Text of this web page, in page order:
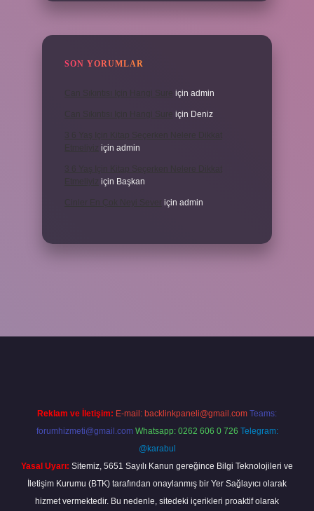
SON YORUMLAR
için admin
için Deniz
için admin
için Başkan
için admin
Reklam ve İletişim: E-mail: backlinkpaneli@gmail.com Teams:
forumhizmeti@gmail.com Whatsapp: 0262 606 0 726 Telegram:
@karabul
Yasal Uyarı: Sitemiz, 5651 Sayılı Kanun gereğince Bilgi Teknolojileri ve
İletişim Kurumu (BTK) tarafından onaylanmış bir Yer Sağlayıcı olarak
hizmet vermektedir. Bu nedenle, sitedeki içerikleri proaktif olarak